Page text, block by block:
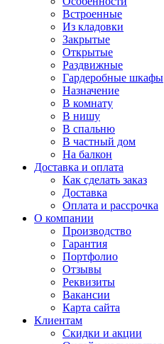
Встроенные
Из кладовки
Закрытые
Открытые
Раздвижные
Гардеробные шкафы
Назначение
В комнату
В нишу
В спальню
В частный дом
На балкон
Доставка и оплата
Как сделать заказ
Доставка
Оплата и рассрочка
О компании
Производство
Гарантия
Портфолио
Отзывы
Реквизиты
Вакансии
Карта сайта
Клиентам
Скидки и акции